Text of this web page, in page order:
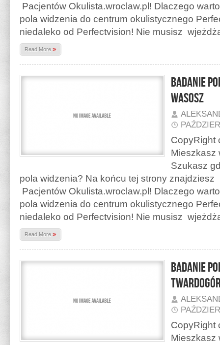
Pacjentów Okulista.wroclaw.pl! Dlaczego
pola widzenia do centrum okulistycznego
niedaleko od Perfectvision! Nie musisz
Read More »
Badanie
Wasosz
CopyRight
Mieszkasz
Szukasz
pola widzenia? Na końcu tej strony znajdziesz
Pacjentów Okulista.wroclaw.pl! Dlaczego
pola widzenia do centrum okulistycznego
niedaleko od Perfectvision! Nie musisz
Read More »
Badanie
CopyRight
Mieszkasz